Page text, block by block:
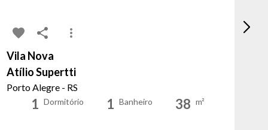
Vila Nova
Atílio Supertti
Porto Alegre - RS
1 Dormitório 1 Banheiro 38 m²